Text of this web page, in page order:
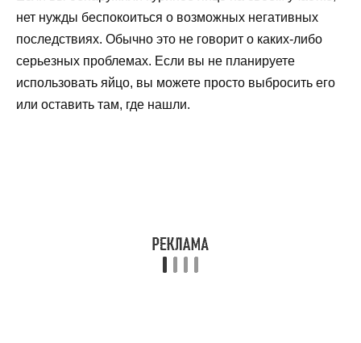
нет нужды беспокоиться о возможных негативных
последствиях. Обычно это не говорит о каких-либо
серьезных проблемах. Если вы не планируете
использовать яйцо, вы можете просто выбросить его
или оставить там, где нашли.